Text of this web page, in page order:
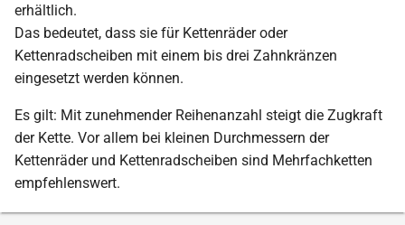
erhältlich.
Das bedeutet, dass sie für Kettenräder oder
Kettenradscheiben mit einem bis drei Zahnkränzen
eingesetzt werden können.
Es gilt: Mit zunehmender Reihenanzahl steigt die Zugkraft
der Kette. Vor allem bei kleinen Durchmessern der
Kettenräder und Kettenradscheiben sind Mehrfachketten
empfehlenswert.